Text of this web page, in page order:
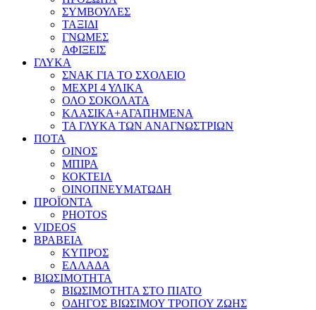
ΣΥΜΒΟΥΛΕΣ
ΤΑΞΙΔΙ
ΓΝΩΜΕΣ
ΑΦΙΞΕΙΣ
ΓΛΥΚΑ
ΣΝΑΚ ΓΙΑ ΤΟ ΣΧΟΛΕΙΟ
ΜΕΧΡΙ 4 ΥΛΙΚΑ
ΟΛΟ ΣΟΚΟΛΑΤΑ
ΚΛΑΣΙΚΑ+ΑΓΑΠΗΜΕΝΑ
ΤΑ ΓΛΥΚΑ ΤΩΝ ΑΝΑΓΝΩΣΤΡΙΩΝ
ΠΟΤΑ
ΟΙΝΟΣ
ΜΠΙΡΑ
ΚΟΚΤΕΙΛ
ΟΙΝΟΠΝΕΥΜΑΤΩΔΗ
ΠΡΟΪΟΝΤΑ
PHOTOS
VIDEOS
ΒΡΑΒΕΙΑ
ΚΥΠΡΟΣ
ΕΛΛΑΔΑ
ΒΙΩΣΙΜΟΤΗΤΑ
ΒΙΩΣΙΜΟΤΗΤΑ ΣΤΟ ΠΙΑΤΟ
ΟΔΗΓΟΣ ΒΙΩΣΙΜΟΥ ΤΡΟΠΟΥ ΖΩΗΣ